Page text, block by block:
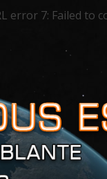
error 7: Failed